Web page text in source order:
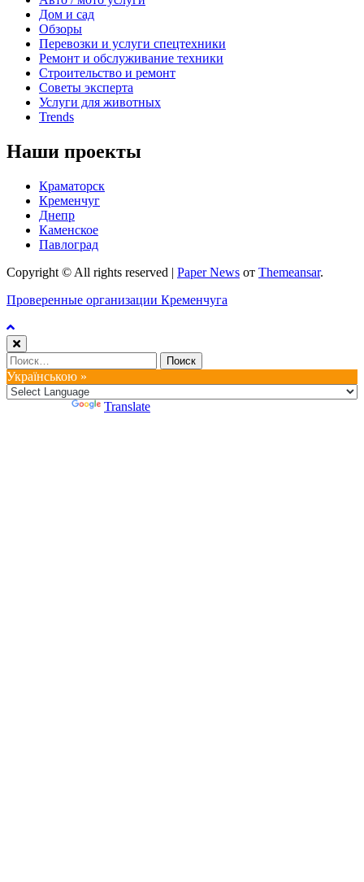
Дом и сад
Обзоры
Перевозки и услуги спецтехники
Ремонт и обслуживание техники
Строительство и ремонт
Советы эксперта
Услуги для животных
Trends
Наши проекты
Краматорск
Кременчуг
Днепр
Каменское
Павлоград
Copyright © All rights reserved | Paper News от Themeansar.
Проверенные организации Кременчуга
Найти:
Українською »
Translate